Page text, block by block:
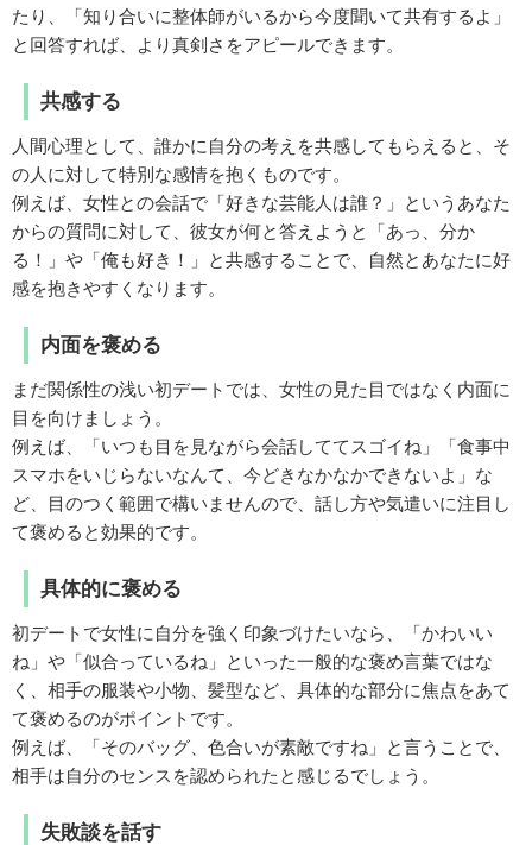
たり、「知り合いに整体師がいるから今度聞いて共有するよ」
と回答すれば、より真剣さをアピールできます。
共感する
人間心理として、誰かに自分の考えを共感してもらえると、そ
の人に対して特別な感情を抱くものです。
例えば、女性との会話で「好きな芸能人は誰？」というあなた
からの質問に対して、彼女が何と答えようと「あっ、分か
る！」や「俺も好き！」と共感することで、自然とあなたに好
感を抱きやすくなります。
内面を褒める
まだ関係性の浅い初デートでは、女性の見た目ではなく内面に
目を向けましょう。
例えば、「いつも目を見ながら会話しててスゴイね」「食事中
スマホをいじらないなんて、今どきなかなかできないよ」な
ど、目のつく範囲で構いませんので、話し方や気遣いに注目し
て褒めると効果的です。
具体的に褒める
初デートで女性に自分を強く印象づけたいなら、「かわいい
ね」や「似合っているね」といった一般的な褒め言葉ではな
く、相手の服装や小物、髪型など、具体的な部分に焦点をあて
て褒めるのがポイントです。
例えば、「そのバッグ、色合いが素敵ですね」と言うことで、
相手は自分のセンスを認められたと感じるでしょう。
失敗談を話す